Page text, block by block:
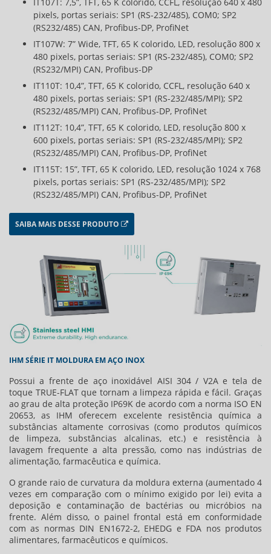
pixels, portas seriais: SP1 (RS-232/485), COM0; SP2
(RS232/485) CAN, Profibus-DP, ProfiNet
IT107W: 7” Wide, TFT, 65 K colorido, LED, resolução 800 x
480 pixels, portas seriais: SP1 (RS-232/485), COM0; SP2
(RS232/MPI) CAN, Profibus-DP
IT110T: 10,4”, TFT, 65 K colorido, CCFL, resolução 640 x
480 pixels, portas seriais: SP1 (RS-232/485/MPI); SP2
(RS232/485/MPI) CAN, Profibus-DP, ProfiNet
IT112T: 10,4”, TFT, 65 K colorido, LED, resolução 800 x
600 pixels, portas seriais: SP1 (RS-232/485/MPI); SP2
(RS232/485/MPI) CAN, Profibus-DP, ProfiNet
IT115T: 15”, TFT, 65 K colorido, LED, resolução 1024 x 768
pixels, portas seriais: SP1 (RS-232/485/MPI); SP2
(RS232/485/MPI) CAN, Profibus-DP, ProfiNet
SAIBA MAIS DESSE PRODUTO
IHM SÉRIE IT MOLDURA EM AÇO INOX
Possui a frente de aço inoxidável AISI 304 / V2A e tela de
toque TRUE-FLAT que tornam a limpeza rápida e fácil. Graças
ao grau de alta proteção IP69K de acordo com a norma ISO EN
20653, as IHM oferecem excelente resistência química a
substâncias altamente corrosivas (como produtos químicos
de limpeza, substâncias alcalinas, etc.) e resistência à
lavagem frequente a alta pressão, como nas indústrias de
alimentação, farmacêutica e química.
O grande raio de curvatura da moldura externa (aumentado 4
vezes em comparação com o mínimo exigido por lei) evita a
deposição e contaminação de bactérias ou micróbios na
frente. Além disso, o painel frontal está em conformidade
com as normas DIN EN1672-2, EHEDG e FDA nos produtos
alimentares, farmacêuticos e químicos.